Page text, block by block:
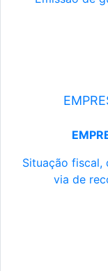
Situação fiscal,
via de